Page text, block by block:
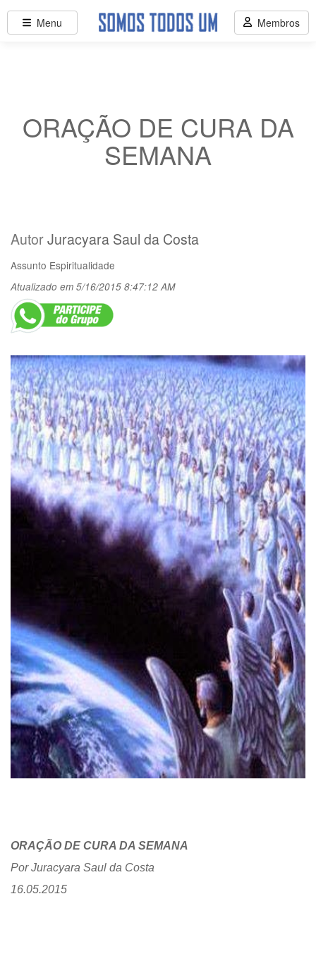
ORAÇÃO DE CURA DA
SEMANA
AutorJuracyara Saul da Costa
Assunto Espiritualidade
Atualizado em 5/16/2015 8:47:12 AM
ORAÇÃO DE CURA DA SEMANA
Por Juracyara Saul da Costa
16.05.2015
Menu Membros